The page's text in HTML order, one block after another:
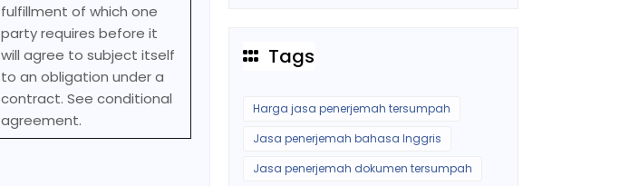
fulfillment of which one
party requires before it
will agree to subject itself
to an obligation under a
contract. See conditional
agreement.
Tags
Harga jasa penerjemah tersumpah
Jasa penerjemah bahasa Inggris
Jasa penerjemah dokumen tersumpah